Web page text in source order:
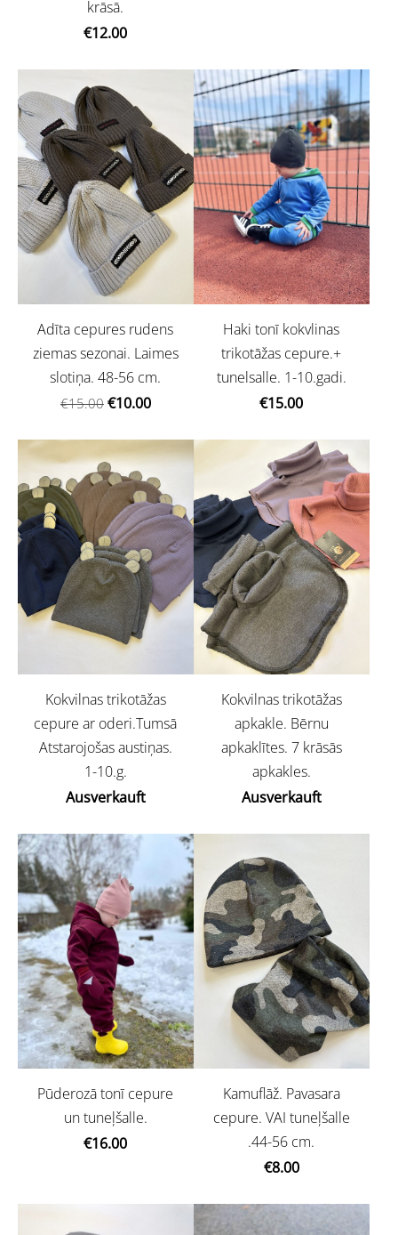
krāsā.
€12.00
Adīta cepures rudens
ziemas sezonai. Laimes
slotiņa. 48-56 cm.
€15.00 €10.00
Haki tonī kokvlinas
trikotāžas cepure.+
tunelsalle. 1-10.gadi.
€15.00
Kokvilnas trikotāžas
cepure ar oderi.Tumsā
Atstarojošas austiņas.
1-10.g.
Ausverkauft
Kokvilnas trikotāžas
apkakle. Bērnu
apkaklītes. 7 krāsās
apkakles.
Ausverkauft
Pūderozā tonī cepure
un tuneļšalle.
€16.00
Kamuflāž. Pavasara
cepure. VAI tuneļšalle
.44-56 cm.
€8.00